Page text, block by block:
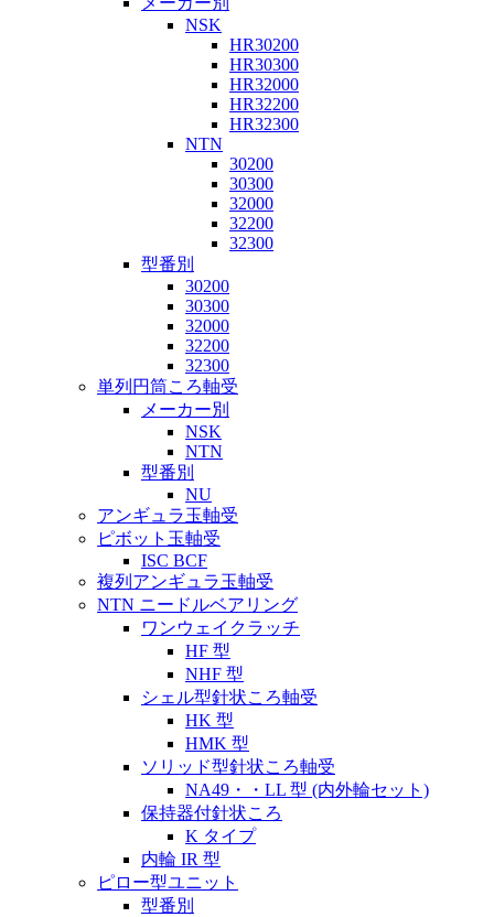
NSK
HR30200
HR30300
HR32000
HR32200
HR32300
NTN
30200
30300
32000
32200
32300
型番別
30200
30300
32000
32200
32300
単列円筒ころ軸受
メーカー別
NSK
NTN
型番別
NU
アンギュラ玉軸受
ピボット玉軸受
ISC BCF
複列アンギュラ玉軸受
NTN ニードルベアリング
ワンウェイクラッチ
HF 型
NHF 型
シェル型針状ころ軸受
HK 型
HMK 型
ソリッド型針状ころ軸受
NA49・・LL 型 (内外輪セット)
保持器付針状ころ
K タイプ
内輪 IR 型
ピロー型ユニット
型番別